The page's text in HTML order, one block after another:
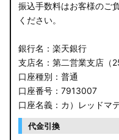
振込手数料はお客様のご
ください。
銀行名：楽天銀行
支店名：第二営業支店（
口座種別：普通
口座番号：7913007
口座名義：カ）レッドマ
代金引換